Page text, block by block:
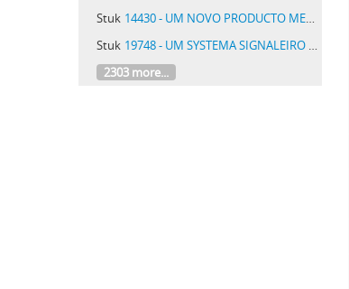
Stuk 14430 - UM NOVO PRODUCTO MEDICINAL DESTINADO AO TRATAMENTO E IMMUNISAÇÃO CONTRA A TURBERCULOSE DENOMINADO TOB
Stuk 19748 - UM SYSTEMA SIGNALEIRO APPLICADO A TELEGRAPHIA SEM FIO E A RADIO-TELEGRAPHIA
2303 more...